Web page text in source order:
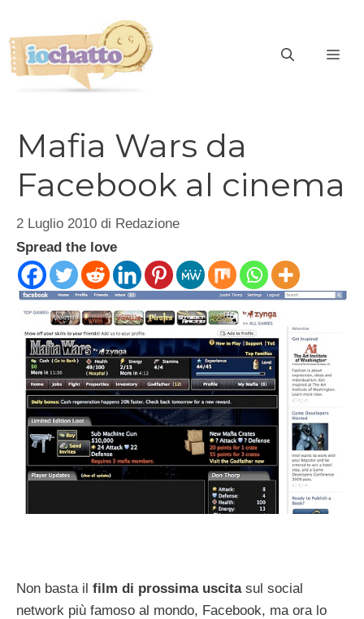
contenuto
Mafia Wars da
Facebook al cinema
2 Luglio 2010 di Redazione
Spread the love
Non basta il film di prossima uscitasul social
network più famoso al mondo, Facebook, ma ora lo